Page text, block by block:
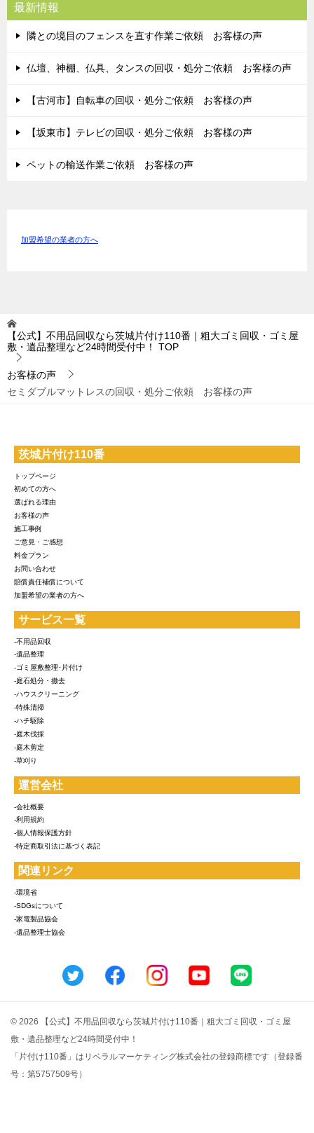
最新情報
隣との境目のフェンスを直す作業ご依頼 お客様の声
仏壇、神棚、仏具、タンスの回収・処分ご依頼 お客様の声
【古河市】自転車の回収・処分ご依頼 お客様の声
【坂東市】テレビの回収・処分ご依頼 お客様の声
ペットの輸送作業ご依頼 お客様の声
加盟希望の業者の方へ
【公式】不用品回収なら茨城片付け110番｜粗大ゴミ回収・ゴミ屋
敷・遺品整理など24時間受付中！
TOP
お客様の声
セミダブルマットレスの回収・処分ご依頼 お客様の声
茨城片付け110番
トップページ
初めての方へ
選ばれる理由
お客様の声
施工事例
ご意見・ご感想
料金プラン
お問い合わせ
賠償責任補償について
加盟希望の業者の方へ
サービス一覧
-不用品回収
-遺品整理
-ゴミ屋敷整理･片付け
-庭石処分・撤去
-ハウスクリーニング
-特殊清掃
-ハチ駆除
-庭木伐採
-庭木剪定
-草刈り
運営会社
-会社概要
-利用規約
-個人情報保護方針
-特定商取引法に基づく表記
関連リンク
-環境省
-SDGsについて
-家電製品協会
-遺品整理士協会
© 2026 【公式】不用品回収なら茨城片付け110番｜粗大ゴミ回収・ゴミ屋
敷・遺品整理など24時間受付中！
「片付け110番」はリベラルマーケティング株式会社の登録商標です（登録番
号：第5757509号）